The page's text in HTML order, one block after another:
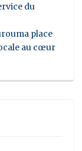
du
place
au cœur